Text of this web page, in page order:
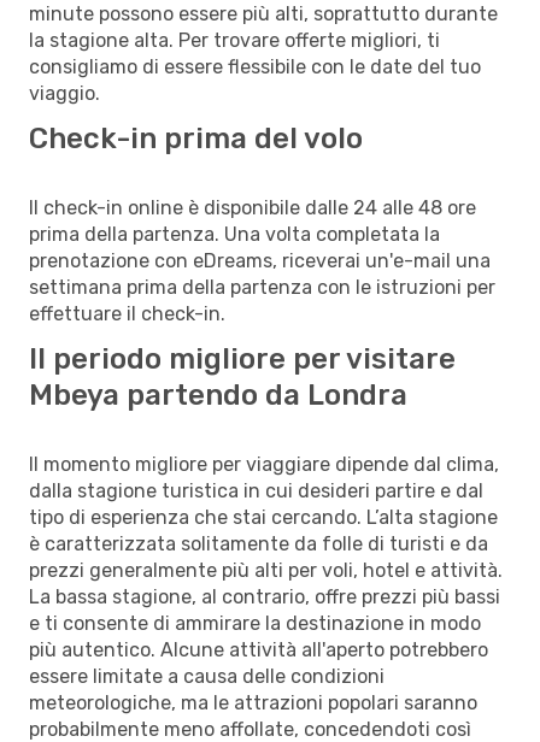
minute possono essere più alti, soprattutto durante
la stagione alta. Per trovare offerte migliori, ti
consigliamo di essere flessibile con le date del tuo
viaggio.
Check-in prima del volo
Il check-in online è disponibile dalle 24 alle 48 ore
prima della partenza. Una volta completata la
prenotazione con eDreams, riceverai un'e-mail una
settimana prima della partenza con le istruzioni per
effettuare il check-in.
Il periodo migliore per visitare
Mbeya partendo da Londra
Il momento migliore per viaggiare dipende dal clima,
dalla stagione turistica in cui desideri partire e dal
tipo di esperienza che stai cercando. L’alta stagione
è caratterizzata solitamente da folle di turisti e da
prezzi generalmente più alti per voli, hotel e attività.
La bassa stagione, al contrario, offre prezzi più bassi
e ti consente di ammirare la destinazione in modo
più autentico. Alcune attività all'aperto potrebbero
essere limitate a causa delle condizioni
meteorologiche, ma le attrazioni popolari saranno
probabilmente meno affollate, concedendoti così